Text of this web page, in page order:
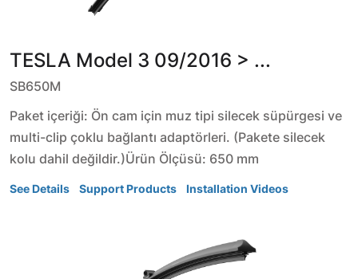
TESLA Model 3 09/2016 > ...
SB650M
Paket içeriği: Ön cam için muz tipi silecek süpürgesi ve
multi-clip çoklu bağlantı adaptörleri. (Pakete silecek
kolu dahil değildir.)Ürün Ölçüsü: 650 mm
See Details Support Products Installation Videos